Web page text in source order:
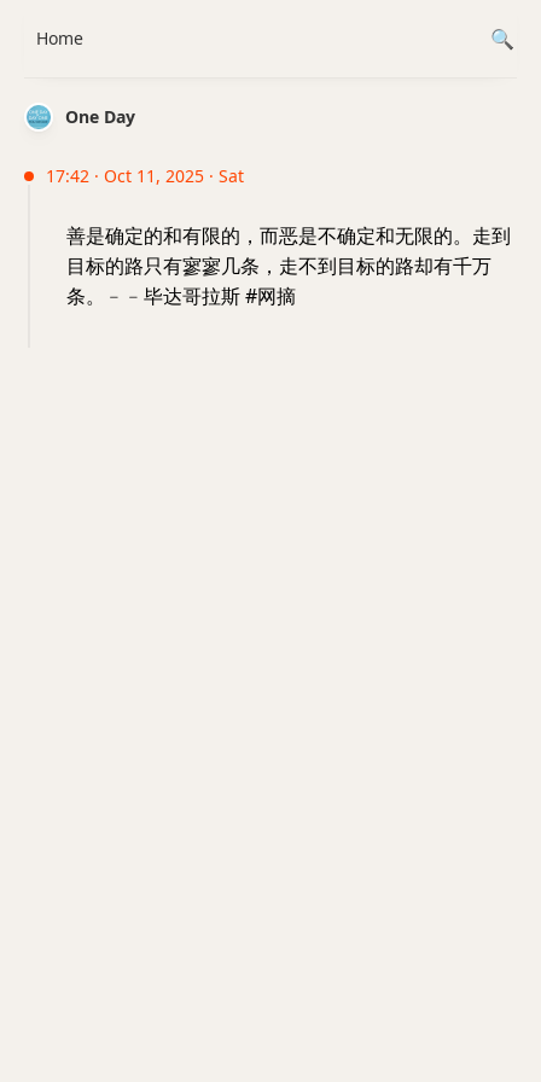
One Day
17:42 · Oct 11, 2025 · Sat
善是确定的和有限的，而恶是不确定和无限的。走到
目标的路只有寥寥几条，走不到目标的路却有千万
条。﹣﹣毕达哥拉斯 #网摘
Home